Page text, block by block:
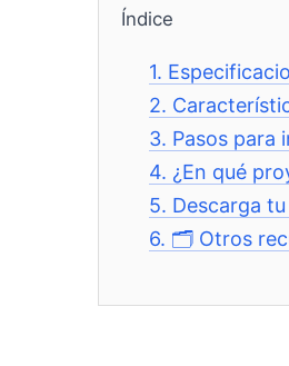
Índice
1.
2.
3. Pasos para
4. ¿En qué
5. Descarga
6. 🗂️ Otros